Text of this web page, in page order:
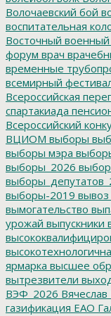
Волочаевский бой
воспитательная
Восточный военный
форум врач
временные
всемирный
Всероссийская
спартакиада
Всероссийский
ВЦИОМ выборы
выборы мэра
выборы_2026
выборы-2019 вывоз
вымогательство
урожай выпускники
ярмарка высшее
вытрезвители
ВЭФ_2026
газификация ЕАО